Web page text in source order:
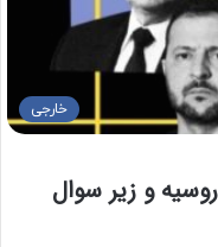
خارجی
و زیر سوال